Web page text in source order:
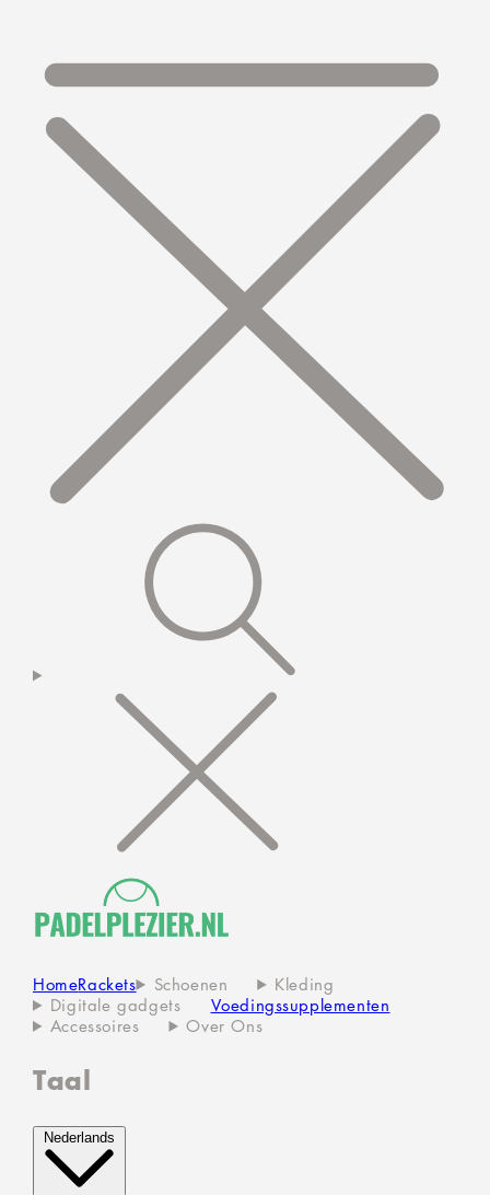
HomeRackets Schoenen
Kleding
Digitale gadgets
Voedingssupplementen
Accessoires
Over Ons
Taal
Nederlands